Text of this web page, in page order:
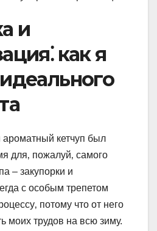
и
как я
ароматный кетчуп был
для‚ пожалуй‚ самого
– закупорки и
с особым трепетом
потому что от него
моих трудов на всю зиму.